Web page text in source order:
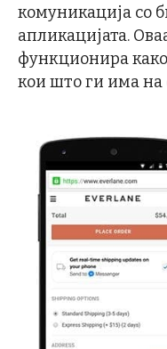
комуникација со
апликацијата.
функционира
кои што ги има на